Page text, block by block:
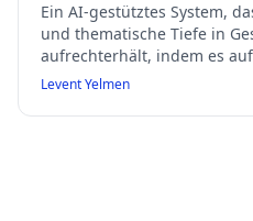
Ein AI-gestütztes System,
und thematische Tiefe in
aufrechterhält, indem es
eingeht und eine
Levent Yelmen